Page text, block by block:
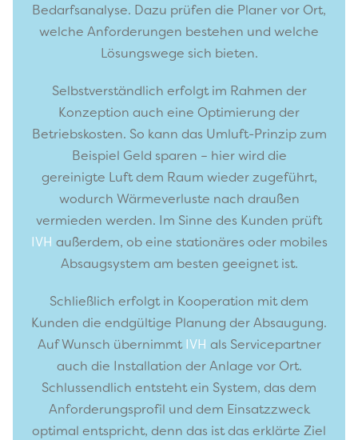
Bedarfsanalyse. Dazu prüfen die Planer vor Ort,
welche Anforderungen bestehen und welche
Lösungswege sich bieten.
Selbstverständlich erfolgt im Rahmen der
Konzeption auch eine Optimierung der
Betriebskosten. So kann das Umluft-Prinzip zum
Beispiel Geld sparen – hier wird die
gereinigte Luft dem Raum wieder zugeführt,
wodurch Wärmeverluste nach draußen
vermieden werden. Im Sinne des Kunden prüft
IVH außerdem, ob eine stationäres oder mobiles
Absaugsystem am besten geeignet ist.
Schließlich erfolgt in Kooperation mit dem
Kunden die endgültige Planung der Absaugung.
Auf Wunsch übernimmt IVH als Servicepartner
auch die Installation der Anlage vor Ort.
Schlussendlich entsteht ein System, das dem
Anforderungsprofil und dem Einsatzzweck
optimal entspricht, denn das ist das erklärte Ziel